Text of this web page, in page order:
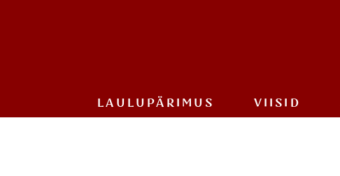
LAULU­PÄRIMUS VIISID